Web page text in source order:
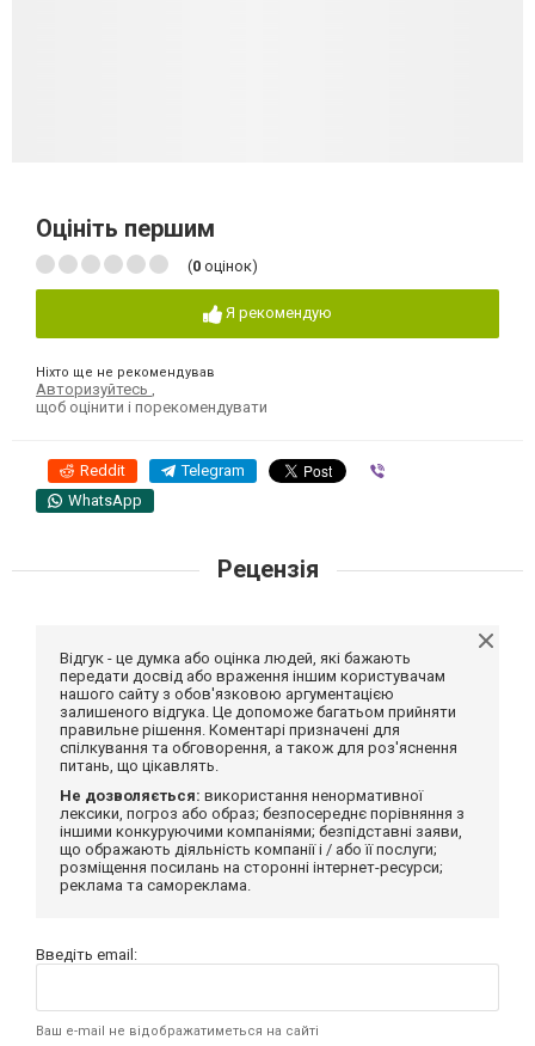
Оцініть першим
(0 оцінок)
Я рекомендую
Ніхто ще не рекомендував
Авторизуйтесь
щоб оцінити і порекомендувати
Reddit Telegram
WhatsApp
Рецензія
Відгук - це думка або оцінка людей, які бажають
передати досвід або враження іншим користувачам
нашого сайту з обов'язковою аргументацією
залишеного відгука. Це допоможе багатьом прийняти
правильне рішення. Коментарі призначені для
спілкування та обговорення, а також для роз'яснення
питань, що цікавлять.
Не дозволяється: використання ненормативної
лексики, погроз або образ; безпосереднє порівняння з
іншими конкуруючими компаніями; безпідставні заяви,
що ображають діяльність компанії і / або її послуги;
розміщення посилань на сторонні інтернет-ресурси;
реклама та самореклама.
Введіть email:
Ваш e-mail не відображатиметься на сайті